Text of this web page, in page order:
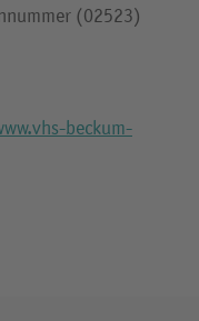
(02523)
beckum-